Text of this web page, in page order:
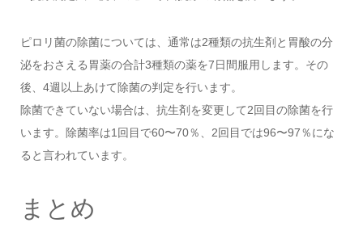
ピロリ菌の除菌については、通常は2種類の抗生剤と胃酸の分
泌をおさえる胃薬の合計3種類の薬を7日間服用します。その
後、4週以上あけて除菌の判定を行います。
除菌できていない場合は、抗生剤を変更して2回目の除菌を行
います。除菌率は1回目で60〜70％、2回目では96〜97％にな
ると言われています。
まとめ